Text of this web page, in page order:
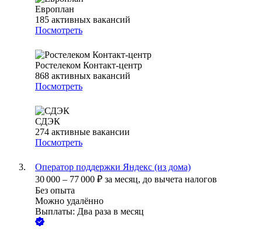
Европлан
185 активных вакансий
Посмотреть
Ростелеком Контакт-центр
868 активных вакансий
Посмотреть
СДЭК
274 активные вакансии
Посмотреть
Оператор поддержки Яндекс (из дома)
30 000 – 77 000 ₽ за месяц, до вычета налогов
Без опыта
Можно удалённо
Выплаты: Два раза в месяц